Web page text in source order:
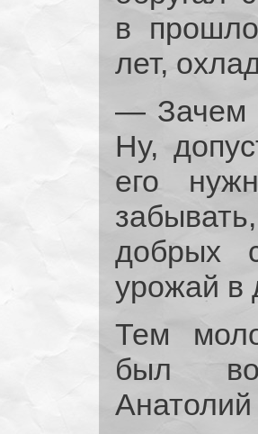
в
лет,
— Зачем
Ну,
его
добрых
урожай в
Тем
был